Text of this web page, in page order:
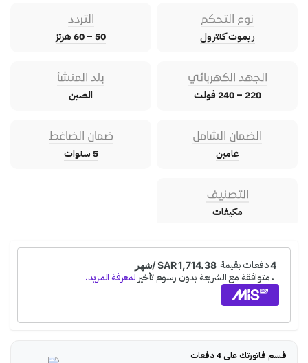
نوع التحكم
ريموت كنترول
التردد
50 – 60 هرتز
الجهد الكهربائي
220 – 240 فولت
بلد المنشأ
الصين
الضمان الشامل
عامين
ضمان الضاغط
5 سنوات
التصنيف
مكيفات
قسم فاتورتك على 4 دفعات